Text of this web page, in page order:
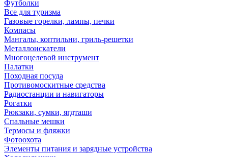
Футболки
Все для туризма
Газовые горелки, лампы, печки
Компасы
Мангалы, коптильни, гриль-решетки
Металлоискатели
Многоцелевой инструмент
Палатки
Походная посуда
Противомоскитные средства
Радиостанции и навигаторы
Рогатки
Рюкзаки, сумки, ягдташи
Спальные мешки
Термосы и фляжки
Фотоохота
Элементы питания и зарядные устройства